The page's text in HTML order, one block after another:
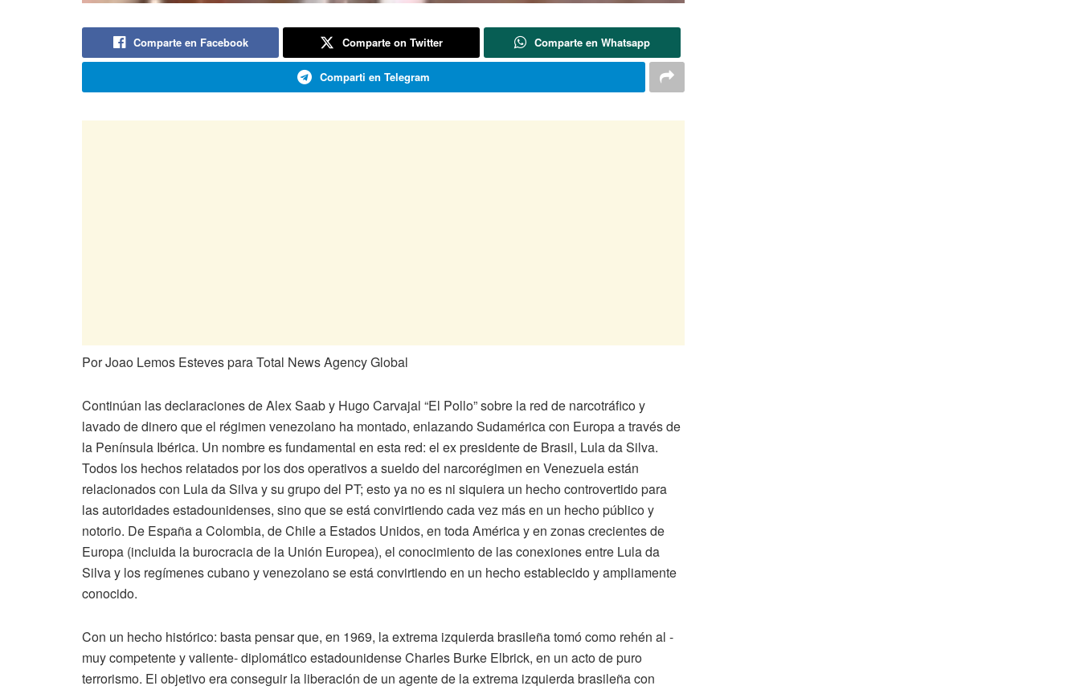
Comparte en Facebook Comparte on Twitter Comparte en Whatsapp
Comparti en Telegram
Por Joao Lemos Esteves para Total News Agency Global
Continúan las declaraciones de Alex Saab y Hugo Carvajal “El Pollo” sobre la red de narcotráfico y
lavado de dinero que el régimen venezolano ha montado, enlazando Sudamérica con Europa a través de
la Península Ibérica. Un nombre es fundamental en esta red: el ex presidente de Brasil, Lula da Silva.
Todos los hechos relatados por los dos operativos a sueldo del narcorégimen en Venezuela están
relacionados con Lula da Silva y su grupo del PT; esto ya no es ni siquiera un hecho controvertido para
las autoridades estadounidenses, sino que se está convirtiendo cada vez más en un hecho público y
notorio. De España a Colombia, de Chile a Estados Unidos, en toda América y en zonas crecientes de
Europa (incluida la burocracia de la Unión Europea), el conocimiento de las conexiones entre Lula da
Silva y los regímenes cubano y venezolano se está convirtiendo en un hecho establecido y ampliamente
conocido.
Con un hecho histórico: basta pensar que, en 1969, la extrema izquierda brasileña tomó como rehén al -
muy competente y valiente- diplomático estadounidense Charles Burke Elbrick, en un acto de puro
terrorismo. El objetivo era conseguir la liberación de un agente de la extrema izquierda brasileña con